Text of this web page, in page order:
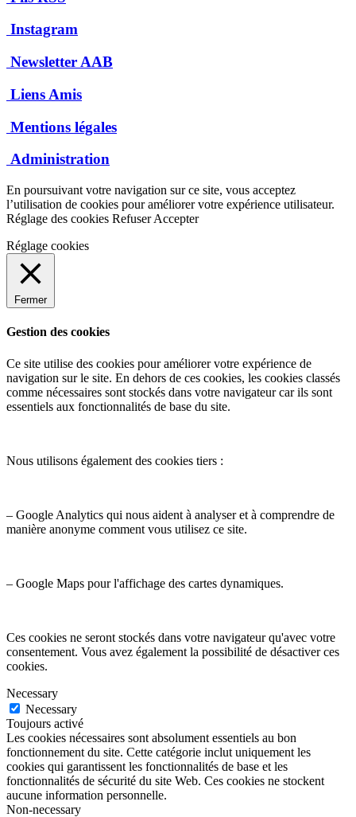
Instagram
Newsletter AAB
Liens Amis
Mentions légales
Administration
En poursuivant votre navigation sur ce site, vous acceptez
l’utilisation de cookies pour améliorer votre expérience utilisateur.
Réglage des cookies Refuser Accepter
Réglage cookies
Fermer
Gestion des cookies
Ce site utilise des cookies pour améliorer votre expérience de
navigation sur le site. En dehors de ces cookies, les cookies classés
comme nécessaires sont stockés dans votre navigateur car ils sont
essentiels aux fonctionnalités de base du site.
Nous utilisons également des cookies tiers :
– Google Analytics qui nous aident à analyser et à comprendre de
manière anonyme comment vous utilisez ce site.
– Google Maps pour l'affichage des cartes dynamiques.
Ces cookies ne seront stockés dans votre navigateur qu'avec votre
consentement. Vous avez également la possibilité de désactiver ces
cookies.
Necessary
Necessary
Toujours activé
Les cookies nécessaires sont absolument essentiels au bon
fonctionnement du site. Cette catégorie inclut uniquement les
cookies qui garantissent les fonctionnalités de base et les
fonctionnalités de sécurité du site Web. Ces cookies ne stockent
aucune information personnelle.
Non-necessary